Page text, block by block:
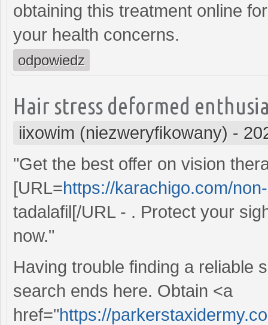
obtaining this treatment online
your health concerns.
odpowiedz
Hair stress deformed
iixowim (niezweryfikowany) -
"Get the best offer on vision
[URL=https://karachigo.com/
tadalafil[/URL - . Protect your
now."
Having trouble finding a reliable
search ends here. Obtain <a
href="https://